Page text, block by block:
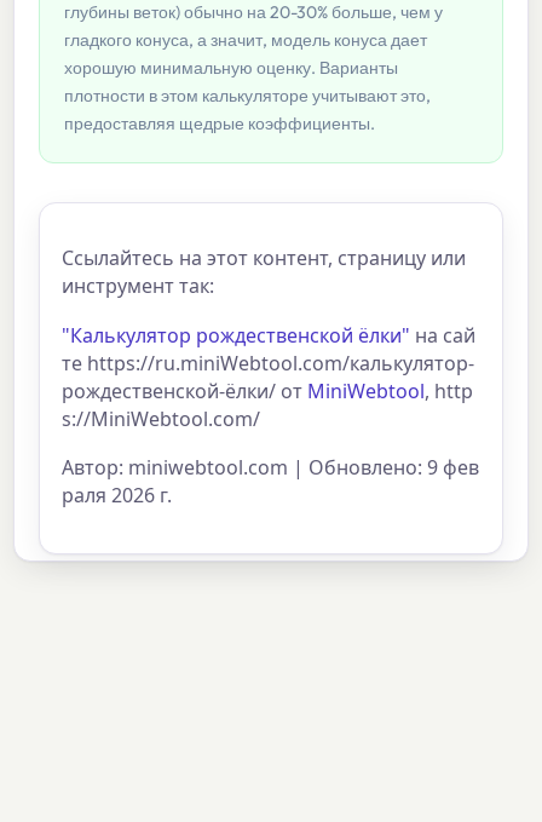
глубины веток) обычно на 20-30% больше, чем у
гладкого конуса, а значит, модель конуса дает
хорошую минимальную оценку. Варианты
плотности в этом калькуляторе учитывают это,
предоставляя щедрые коэффициенты.
Ссылайтесь на этот контент, страницу или
инструмент так:
"Калькулятор рождественской ёлки" на сай
те https://ru.miniWebtool.com/калькулятор-
рождественской-ёлки/ от MiniWebtool, http
s://MiniWebtool.com/
Автор: miniwebtool.com | Обновлено: 9 фев
раля 2026 г.